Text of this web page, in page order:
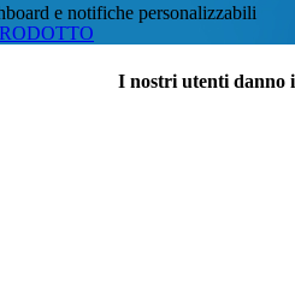
e notifiche personalizzabili
I nostri utenti danno